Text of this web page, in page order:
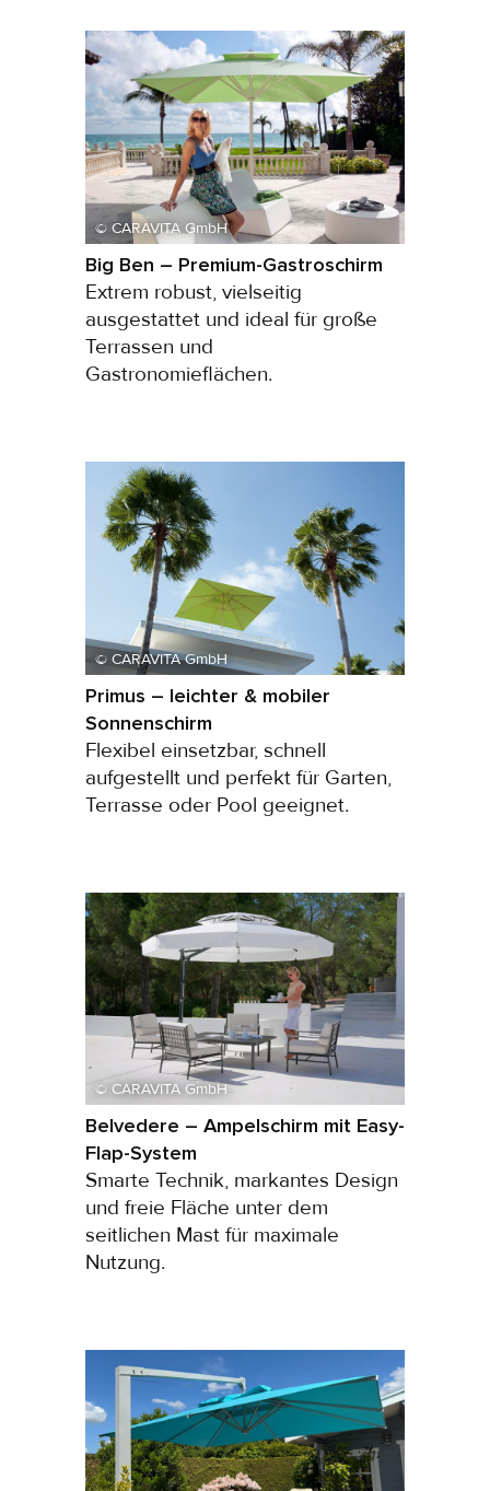
© CARAVITA GmbH
Big Ben – Premium-Gastroschirm
Extrem robust, vielseitig
ausgestattet und ideal für große
Terrassen und
Gastronomieflächen.
© CARAVITA GmbH
Primus – leichter & mobiler
Sonnenschirm
Flexibel einsetzbar, schnell
aufgestellt und perfekt für Garten,
Terrasse oder Pool geeignet.
© CARAVITA GmbH
Belvedere – Ampelschirm mit Easy-
Flap-System
Smarte Technik, markantes Design
und freie Fläche unter dem
seitlichen Mast für maximale
Nutzung.